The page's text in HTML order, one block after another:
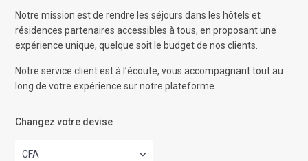
Notre mission est de rendre les séjours dans les hôtels et
résidences partenaires accessibles à tous, en proposant une
expérience unique, quelque soit le budget de nos clients.
Notre service client est à l’écoute, vous accompagnant tout au
long de votre expérience sur notre plateforme.
Changez votre devise
CFA